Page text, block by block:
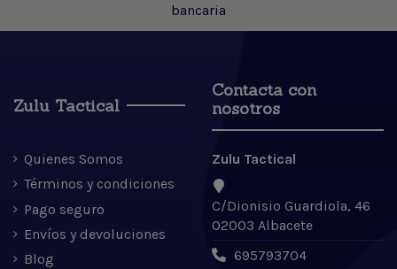
bancaria
Zulu Tactical
Quienes Somos
Términos y condiciones
Pago seguro
Envíos y devoluciones
Blog
Contacta con
nosotros
Zulu Tactical
C/Dionisio Guardiola, 46
02003 Albacete
695793704